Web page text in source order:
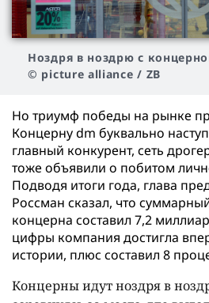
Ноздря в ноздрю с
© picture alliance / ZB
Но триумф победы на рынке
Концерну dm буквально
главный конкурент, сеть
тоже объявили о побитом
Подводя итоги года, глава
Россман сказал, что
концерна составил 7,2
цифры компания достигла
истории, плюс составил 8
Концерны идут ноздря в